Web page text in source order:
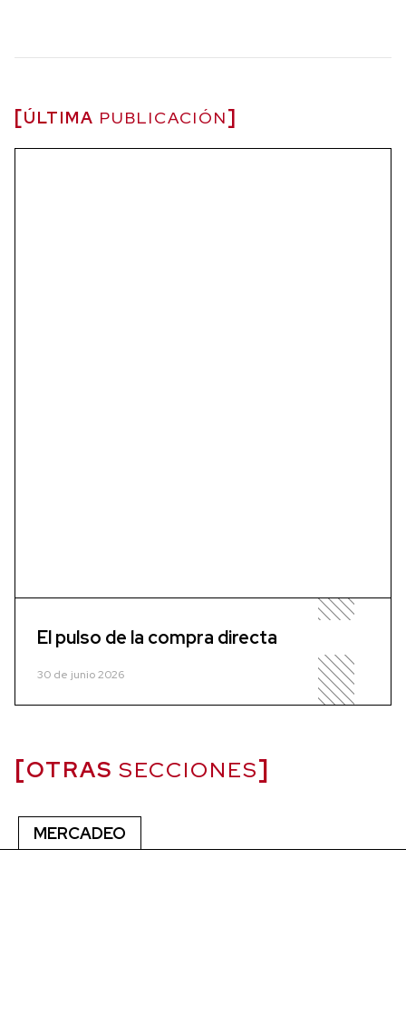
ÚLTIMA PUBLICACIÓN
El pulso de la compra directa
30 de junio 2026
OTRAS SECCIONES
MERCADEO